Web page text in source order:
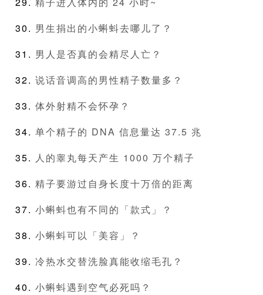
男生捐出的小蝌蚪去哪儿了？
男人是否真的会精尽人亡？
说话音调高的男性精子数量多？
体外射精不会怀孕？
单个精子的 DNA 信息量达 37.5 兆
人的睾丸每天产生 1000 万个精子
精子要游过自身长度十万倍的距离
小蝌蚪也有不同的「款式」？
小蝌蚪可以「美容」？
冷热水交替洗脸真能收缩毛孔？
小蝌蚪遇到空气必死吗？